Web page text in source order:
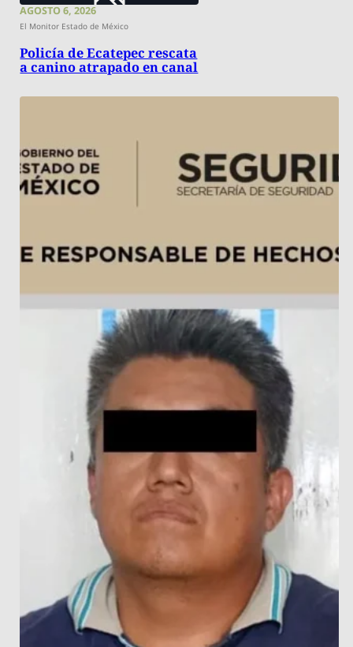
AGOSTO 6, 2026
El Monitor Estado de México
Policía de Ecatepec rescata
a canino atrapado en canal